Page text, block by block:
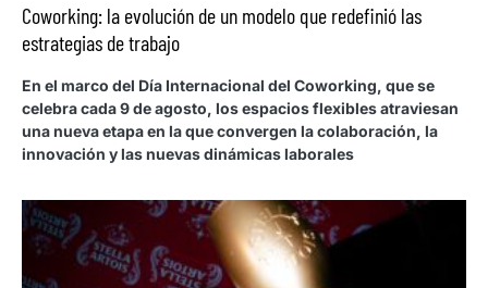
Coworking: la evolución de un modelo que redefinió las
estrategias de trabajo
En el marco del Día Internacional del Coworking, que se
celebra cada 9 de agosto, los espacios flexibles atraviesan
una nueva etapa en la que convergen la colaboración, la
innovación y las nuevas dinámicas laborales